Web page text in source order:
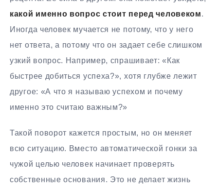
какой именно вопрос стоит перед человеком.
Иногда человек мучается не потому, что у него
нет ответа, а потому что он задает себе слишком
узкий вопрос. Например, спрашивает: «Как
быстрее добиться успеха?», хотя глубже лежит
другое: «А что я называю успехом и почему
именно это считаю важным?»
Такой поворот кажется простым, но он меняет
всю ситуацию. Вместо автоматической гонки за
чужой целью человек начинает проверять
собственные основания. Это не делает жизнь